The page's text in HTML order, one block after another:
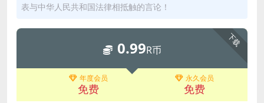
表与中华人民共和国法律相抵触的言论！
下载
0.99R币
年度会员
免费
永久会员
免费